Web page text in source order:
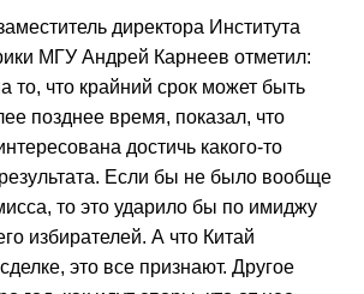
директора Института
МГУ Андрей Карнеев отметил:
то, что крайний срок может быть
позднее время, показал, что
достичь какого-то
Если бы не было вообще
то это ударило бы по имиджу
избирателей. А что Китай
это все признают. Другое